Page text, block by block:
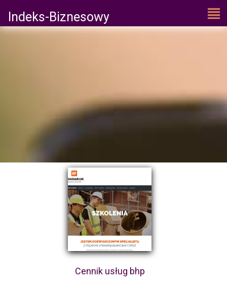
Indeks-Biznesowy
Cennik usług bhp